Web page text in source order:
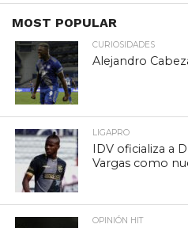
MOST POPULAR
CURIOSIDADES
Alejandro
LIGAPRO
IDV oficializa a
Vargas como
OPINIÓN HIT